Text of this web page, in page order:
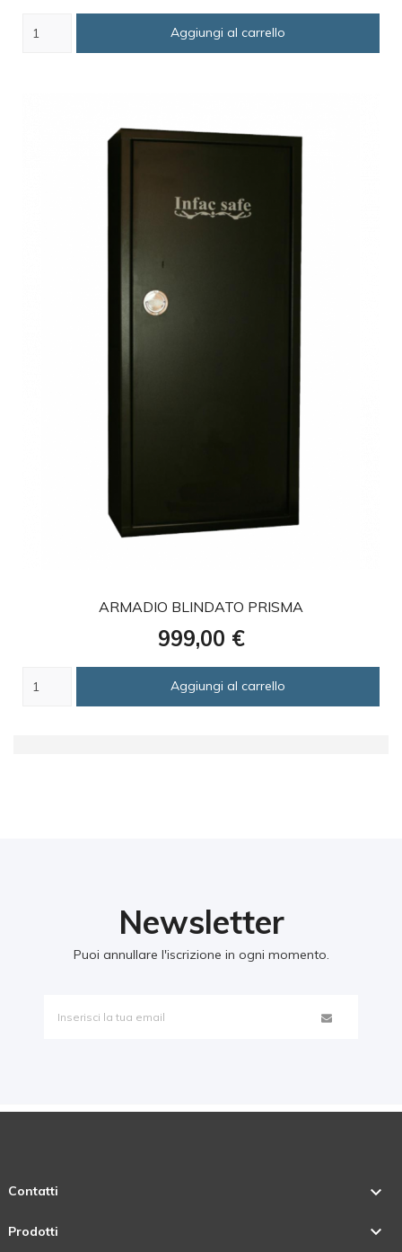
Aggiungi al carrello
ARMADIO BLINDATO PRISMA
Prezzo
999,00 €
Aggiungi al carrello
Newsletter
Puoi annullare l'iscrizione in ogni momento.
Contatti 
Prodotti 